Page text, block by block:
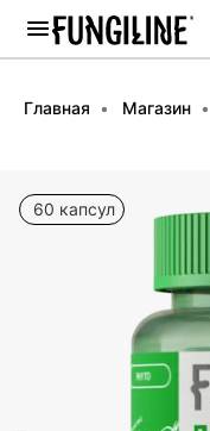
Главная Магазин
60 капсул